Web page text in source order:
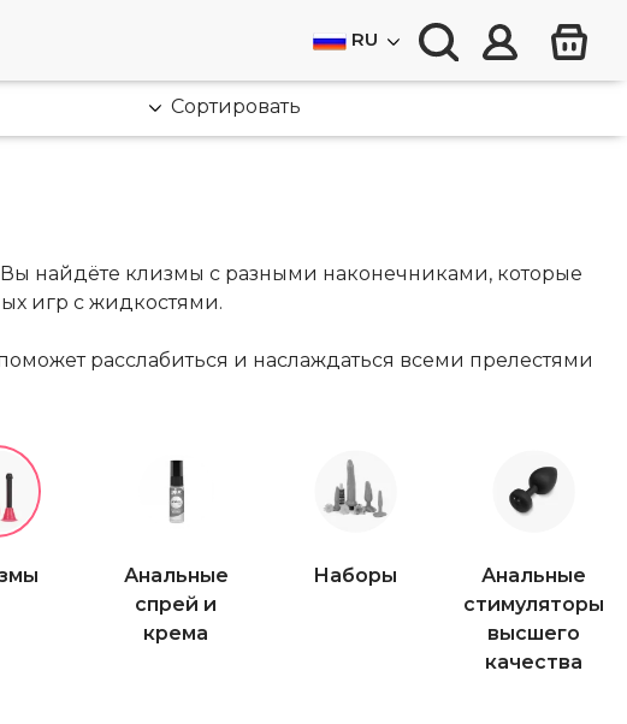
RU
Сортировать
найдёте клизмы с разными наконечниками, которые
игр с жидкостями.
расслабиться и наслаждаться всеми прелестями
Анальные
спрей и
крема
Наборы
Анальные
стимуляторы
высшего
качества